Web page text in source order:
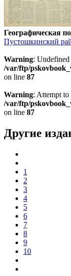
Географическая
Пустошкинский
Warning:
/var/ftp/
on line 87
Warning: Attempt
/var/ftp/
on line 87
Другие
1
2
3
4
5
6
7
8
9
10